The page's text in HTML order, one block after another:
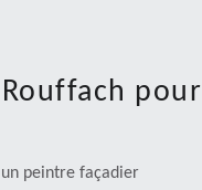
pour
peintre façadier